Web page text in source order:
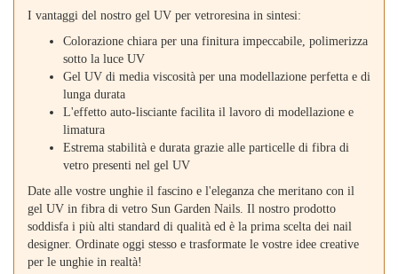
I vantaggi del nostro gel UV per vetroresina in sintesi:
Colorazione chiara per una finitura impeccabile, polimerizza
sotto la luce UV
Gel UV di media viscosità per una modellazione perfetta e di
lunga durata
L'effetto auto-lisciante facilita il lavoro di modellazione e
limatura
Estrema stabilità e durata grazie alle particelle di fibra di
vetro presenti nel gel UV
Date alle vostre unghie il fascino e l'eleganza che meritano con il
gel UV in fibra di vetro Sun Garden Nails. Il nostro prodotto
soddisfa i più alti standard di qualità ed è la prima scelta dei nail
designer. Ordinate oggi stesso e trasformate le vostre idee creative
per le unghie in realtà!